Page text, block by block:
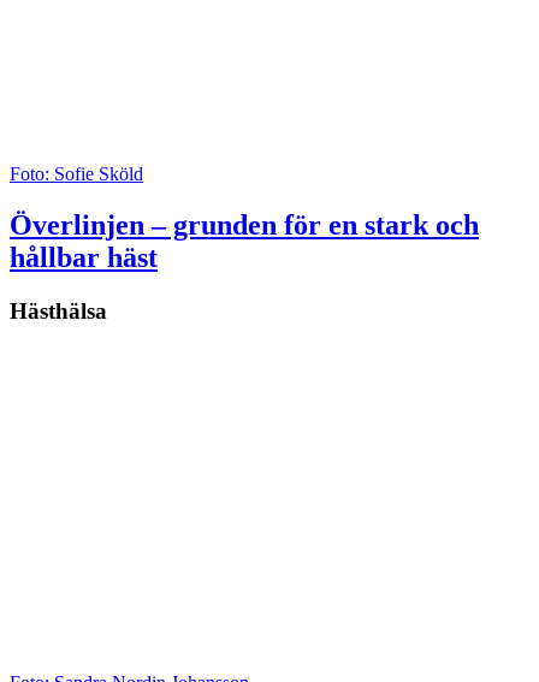
Foto: Sofie Sköld
Överlinjen – grunden för en stark och
hållbar häst
Hästhälsa